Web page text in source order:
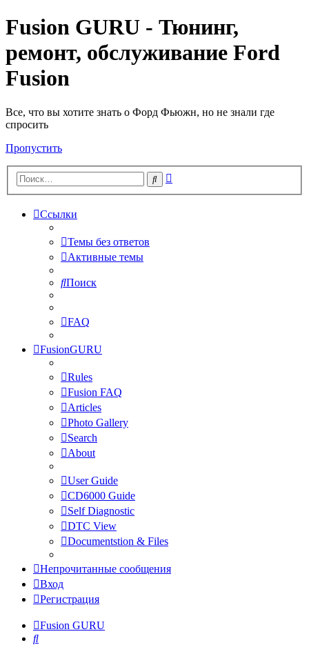
Fusion GURU - Тюнинг,
ремонт, обслуживание Ford
Fusion
Все, что вы хотите знать о Форд Фьюжн, но не знали где
спросить
Пропустить
Поиск
Ссылки
Темы без ответов
Активные темы
Поиск
FAQ
FusionGURU
Rules
Fusion FAQ
Articles
Photo Gallery
Search
About
User Guide
CD6000 Guide
Self Diagnostic
DTC View
Documentstion & Files
Непрочитанные сообщения
Вход
Регистрация
Fusion GURU
Поиск